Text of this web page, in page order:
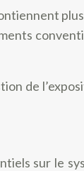
de
sur le